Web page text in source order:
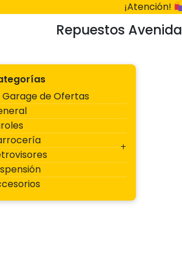
¡Atención!
Repuestos Avenida
Garage de Ofertas